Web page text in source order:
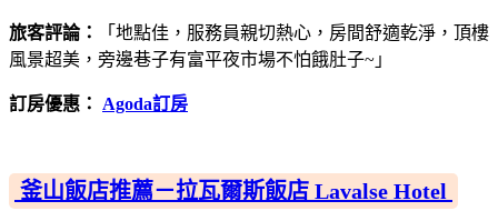
旅客評論：
「地點佳，服務員親切熱心，房間舒適乾淨，頂樓
風景超美，旁邊巷子有富平夜市場不怕餓肚子~」
訂房優惠： Agoda訂房
釜山飯店推薦－拉瓦爾斯飯店 Lavalse Hotel